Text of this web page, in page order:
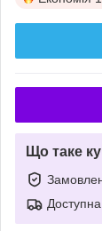
Що таке